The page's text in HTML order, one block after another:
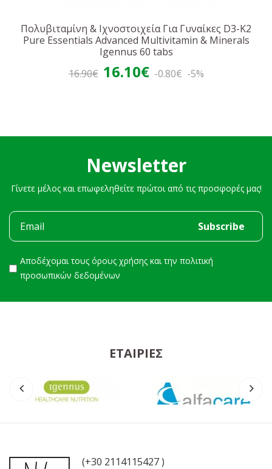
Πολυβιταμίνη & Ιχνοστοιχεία Για Γυναίκες D3-K2
Pure Essentials Advanced Multivitamin & Minerals
Igennus 60 tabs
16.90€ 16.10€ -0.80€ -5%
Newsletter
Γίνετε μέλος και επωφεληθείτε πρώτοι από τις προσφορές μας!
Αποδέχομαι τους όρους χρήσης και την πολιτική
προσωπικών δεδομένων
ΕΤΑΙΡΊΕΣ
(+30 2114115427 )